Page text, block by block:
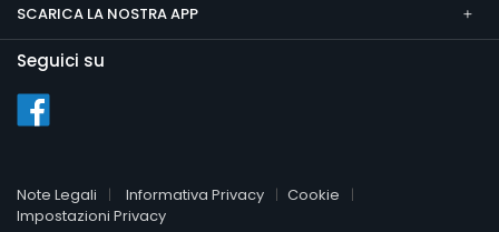
SCARICA LA NOSTRA APP
Seguici su
Note Legali Informativa Privacy
Cookie
Impostazioni Privacy